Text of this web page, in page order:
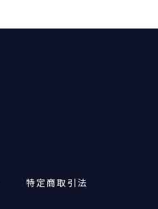
特定商取引法